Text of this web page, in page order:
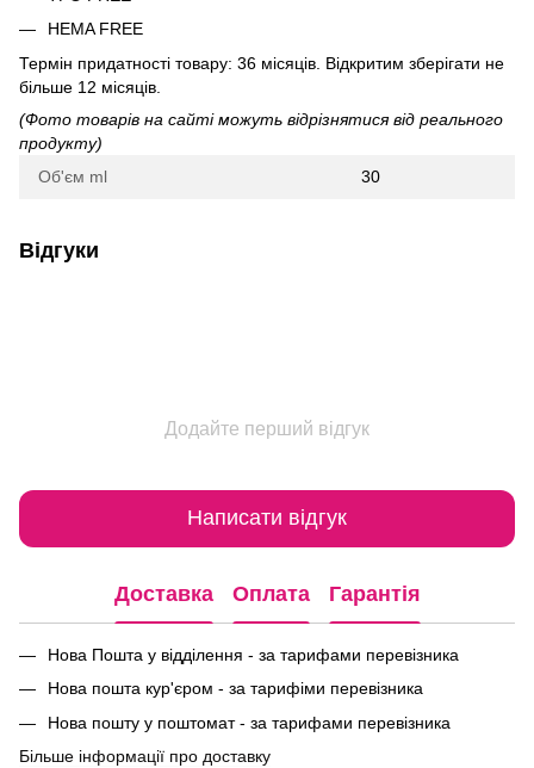
HEMA FREE
Термін придатності товару: 36 місяців. Відкритим зберігати не
більше 12 місяців.
(Фото товарів на сайті можуть відрізнятися від реального
продукту)
Об'єм ml
30
Відгуки
Додайте перший відгук
Написати відгук
Доставка Оплата Гарантія
Нова Пошта у відділення - за тарифами перевізника
Нова пошта кур'єром - за тарифіми перевізника
Нова пошту у поштомат - за тарифами перевізника
Більше інформації про доставку